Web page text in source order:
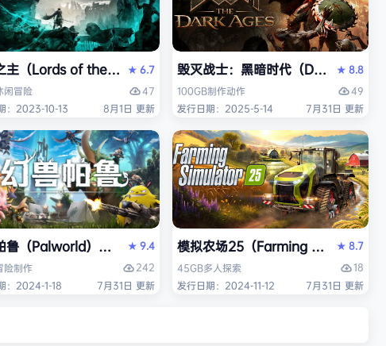
Theft Auto V Enhanced）免安装中文版
主（Lords of the Fallen）免安装中文版
★6.7
闲冒险
47
：2023-10-13
8月1日 更新
毁灭战士：黑暗时代（DOOM: The
★8.8
100GB制作动作
49
发行日期：2025-5-14
7月31日 更新
鲁（Palworld）免安装中文版
★9.4
险制作
242
：2024-1-18
7月31日 更新
模拟农场25（Farming Simulator
★8.7
45GB多人探索
18
发行日期：2024-11-12
7月31日 更新